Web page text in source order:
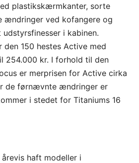
plastikskærmkanter, sorte
ændringer ved kofangere og
i kabinen.
den 150 hestes Active med
254.000 kr. I forhold til den
er merprisen for Active cirka
de førnævnte ændringer er
i stedet for Titaniums 16
haft modeller i